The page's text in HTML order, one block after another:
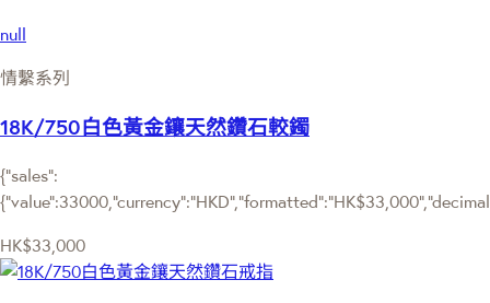
null
情繫系列
18K/750白色黃金鑲天然鑽石較鐲
{"sales":
HK$33,000